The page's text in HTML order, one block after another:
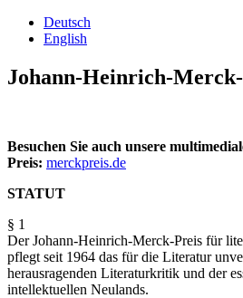
Deutsch
English
Johann-Heinrich-
Besuchen Sie auch unsere
Preis: merckpreis.de
STATUT
§ 1
Der Johann-Heinrich-Merck-Preis für
pflegt seit 1964 das für die Literatur
herausragenden Literaturkritik und der
intellektuellen Neulands.